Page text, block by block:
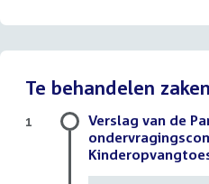
Te behandelen zaken
Verslag van de
1